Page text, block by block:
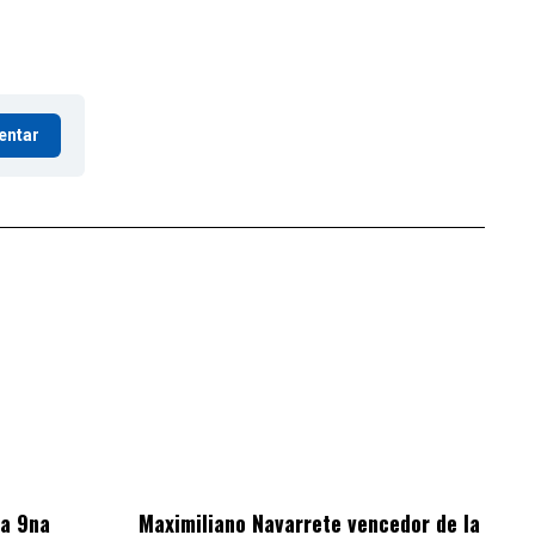
9na Maximiliano Navarrete vencedor de la